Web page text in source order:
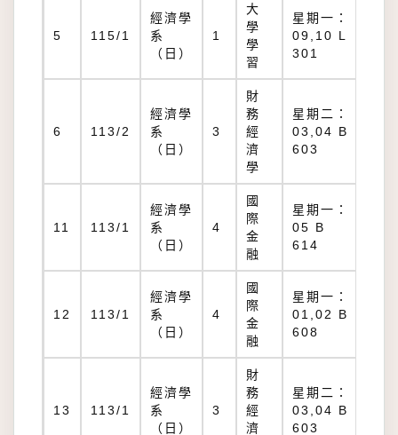
5 115/1
經濟學
系
（日）
1
大
學
學
習
星期一：
09,10 L
301
6 113/2
經濟學
系
（日）
3
財
務
經
濟
學
星期二：
03,04 B
603
11 113/1
經濟學
系
（日）
4
國
際
金
融
星期一：
05 B
614
12 113/1
經濟學
系
（日）
4
國
際
金
融
星期一：
01,02 B
608
13 113/1
經濟學
系
（日）
3
財
務
經
濟
星期二：
03,04 B
603